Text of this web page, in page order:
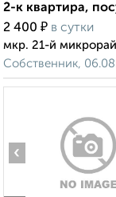
2-к квартира,
2 400 ₽ в сутки
мкр. 21-й
Собственник,
‹